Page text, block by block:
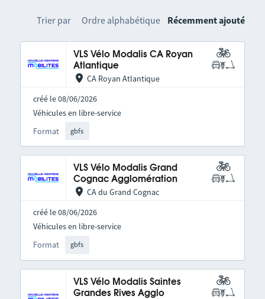
Trier par Ordre alphabétique Récemment ajouté
VLS Vélo Modalis CA Royan
Atlantique
CA Royan Atlantique
créé le 08/06/2026
Format gbfs
Véhicules en libre-service
VLS Vélo Modalis Grand
Cognac Agglomération
CA du Grand Cognac
créé le 08/06/2026
Format gbfs
Véhicules en libre-service
VLS Vélo Modalis Saintes
Grandes Rives Agglo